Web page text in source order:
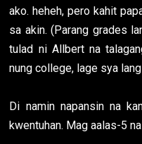
ako. heheh, pero kahit
sa akin. (Parang grades
tulad ni Allbert na
nung college, lage sya
Di namin napansin na
kwentuhan. Mag aalas-5